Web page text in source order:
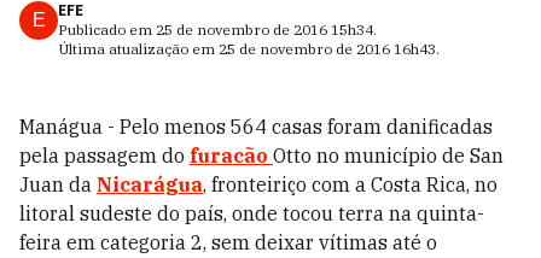
E
EFE
Publicado em 25 de novembro de 2016 15h34.
Última atualização em 25 de novembro de 2016 16h43.
Manágua - Pelo menos 564 casas foram danificadas
pela passagem do furacão Otto no município de San
Juan da Nicarágua, fronteiriço com a Costa Rica, no
litoral sudeste do país, onde tocou terra na quinta-
feira em categoria 2, sem deixar vítimas até o